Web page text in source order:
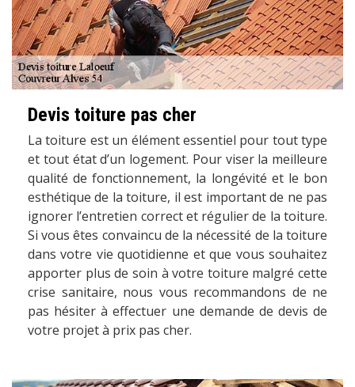
Devis toiture pas cher
La toiture est un élément essentiel pour tout type
et tout état d’un logement. Pour viser la meilleure
qualité de fonctionnement, la longévité et le bon
esthétique de la toiture, il est important de ne pas
ignorer l’entretien correct et régulier de la toiture.
Si vous êtes convaincu de la nécessité de la toiture
dans votre vie quotidienne et que vous souhaitez
apporter plus de soin à votre toiture malgré cette
crise sanitaire, nous vous recommandons de ne
pas hésiter à effectuer une demande de devis de
votre projet à prix pas cher.